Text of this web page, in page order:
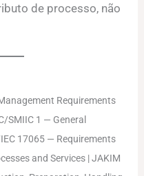
de processo, não
Requirements
SMIIC 1 — General
17065 — Requirements
and Services | JAKIM